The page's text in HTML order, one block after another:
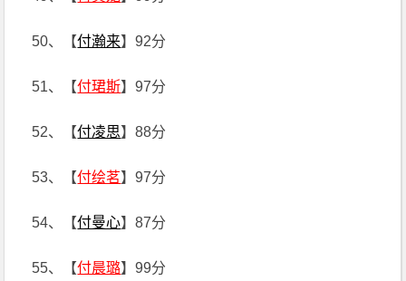
50、【付瀚来】92分
51、【付珺斯】97分
52、【付凌思】88分
53、【付绘茗】97分
54、【付曼心】87分
55、【付晨璐】99分